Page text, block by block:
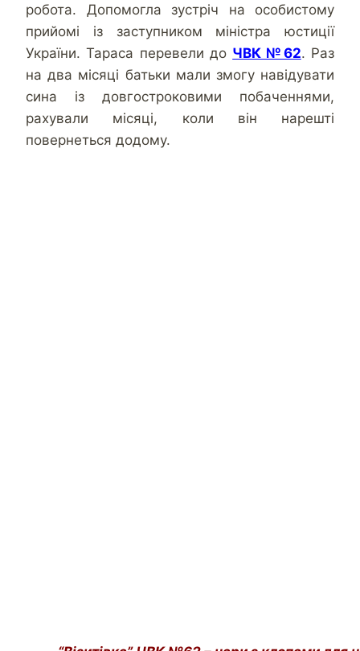
робота. Допомогла зустріч на особистому
прийомі із заступником міністра юстиції
України. Тараса перевели до ЧВК №62. Раз
на два місяці батьки мали змогу навідувати
сина із довгостроковими побаченнями,
рахували місяці, коли він нарешті
повернеться додому.